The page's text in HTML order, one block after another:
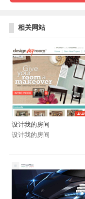
相关网站
设计我的房间
设计我的房间